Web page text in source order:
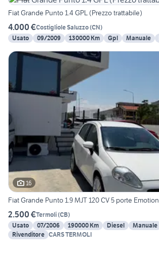
Fiat Grande Punto 1.4 GPL (Prezzo trattabile)
4.000 €Costigliole Saluzzo(CN)
Usato
09/2009 130000 Km Gpl Manuale
16
Fiat Grande Punto 1.9 MJT 120 CV 5 porte Emotion
2.500 €Termoli(CB)
Usato
07/2006 190000 Km Diesel Manuale
Rivenditore CARS TERMOLI